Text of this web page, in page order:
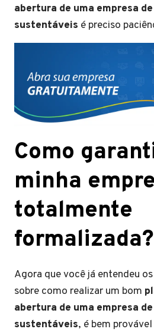
abertura de uma empresa
sustentáveis é preciso
Como
minha
totalmente
formalizada?
Agora que você já entendeu
sobre como realizar um bom
abertura de uma empresa
sustentáveis, é bem